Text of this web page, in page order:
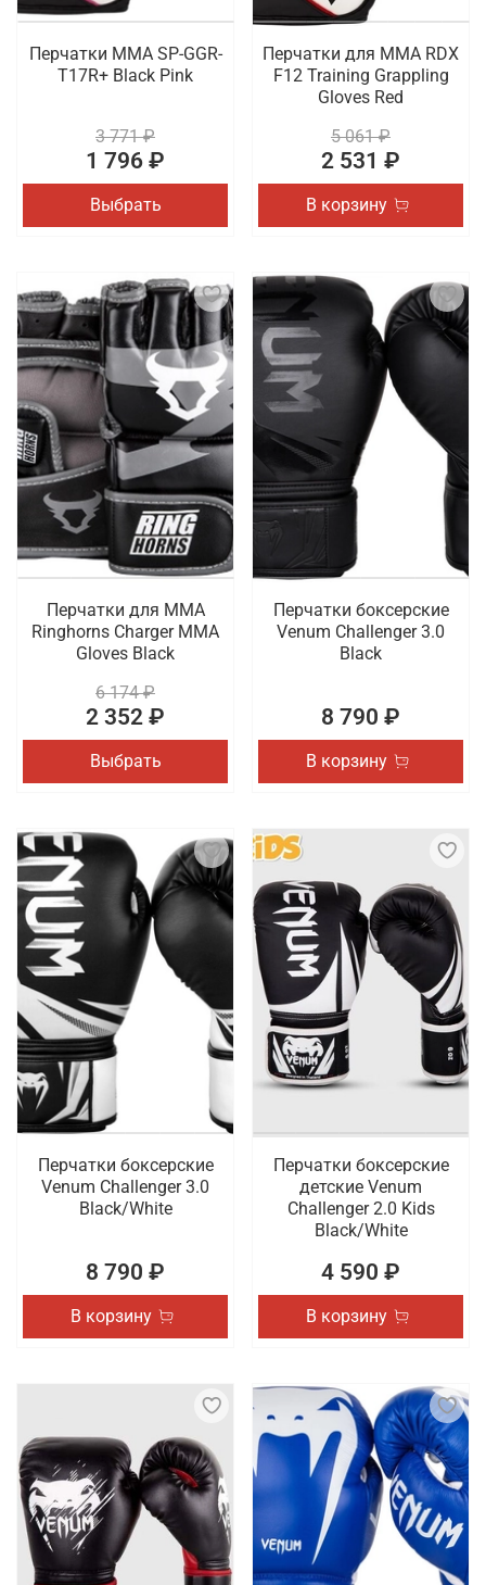
Перчатки MMA SP-GGR-
T17R+ Black Pink
3 771 ₽
1 796 ₽
Выбрать
Перчатки для MMA RDX
F12 Training Grappling
Gloves Red
5 061 ₽
2 531 ₽
В корзину
Перчатки для ММА
Ringhorns Charger MMA
Gloves Black
6 174 ₽
2 352 ₽
Выбрать
Перчатки боксерские
Venum Challenger 3.0
Black
8 790 ₽
В корзину
Перчатки боксерские
Venum Challenger 3.0
Black/White
8 790 ₽
В корзину
Перчатки боксерские
детские Venum
Challenger 2.0 Kids
Black/White
4 590 ₽
В корзину